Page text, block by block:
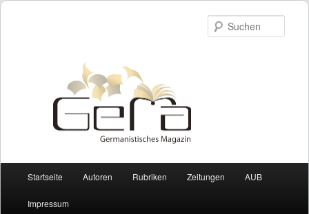
Zum Inhalt wechseln
Zum sekundären Inhalt wechseln
Startseite Autoren Rubriken Zeitungen AUB
Impressum